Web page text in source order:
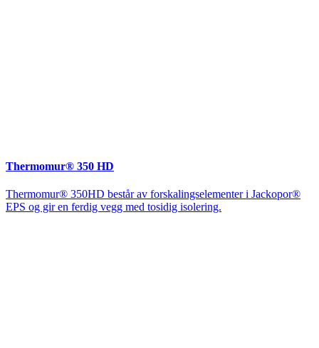
Thermomur® 350 HD
Thermomur® 350HD består av forskalingselementer i Jackopor®
EPS og gir en ferdig vegg med tosidig isolering.